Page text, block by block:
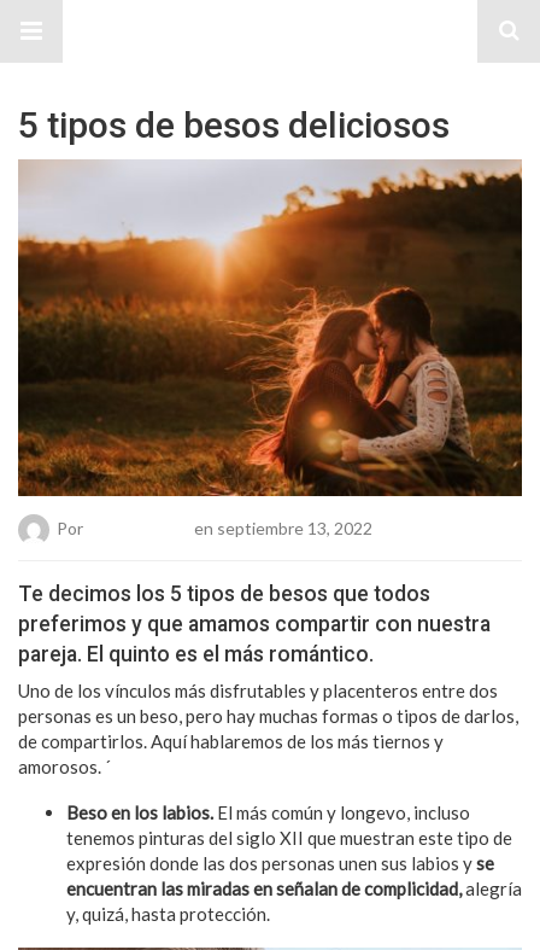
5 tipos de besos deliciosos
Por en septiembre 13, 2022
Te decimos los 5 tipos de besos que todos
preferimos y que amamos compartir con nuestra
pareja. El quinto es el más romántico.
Uno de los vínculos más disfrutables y placenteros entre dos
personas es un beso, pero hay muchas formas o tipos de darlos,
de compartirlos. Aquí hablaremos de los más tiernos y
amorosos. ´
Beso en los labios. El más común y longevo, incluso
tenemos pinturas del siglo XII que muestran este tipo de
expresión donde las dos personas unen sus labios yse
encuentran las miradas en señalan de complicidad,alegría
y, quizá, hasta protección.